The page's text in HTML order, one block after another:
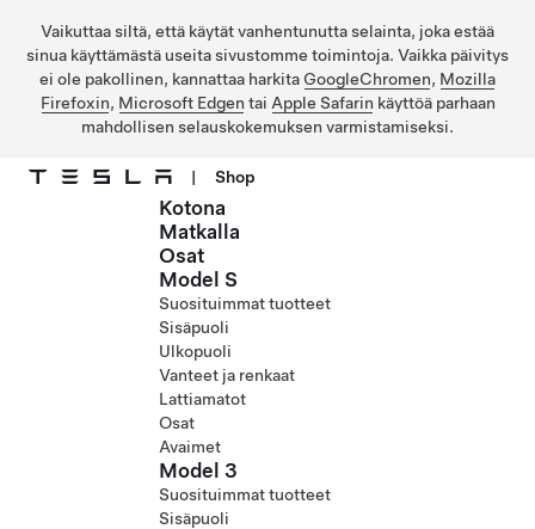
Vaikuttaa siltä, että käytät vanhentunutta selainta, joka estää
sinua käyttämästä useita sivustomme toimintoja. Vaikka päivitys
ei ole pakollinen, kannattaa harkita GoogleChromen, Mozilla
Firefoxin, Microsoft Edgen tai Apple Safarin käyttöä parhaan
mahdollisen selauskokemuksen varmistamiseksi.
| Shop
Kotona
Matkalla
Osat
Model S
Suosituimmat tuotteet
Sisäpuoli
Ulkopuoli
Vanteet ja renkaat
Lattiamatot
Osat
Avaimet
Model 3
Suosituimmat tuotteet
Sisäpuoli